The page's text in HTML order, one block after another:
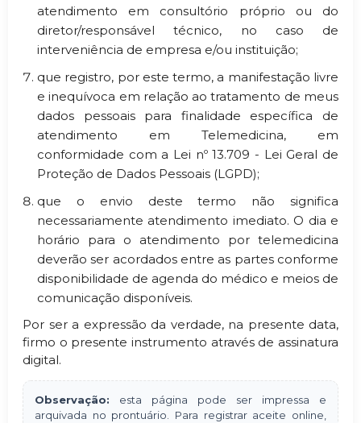
atendimento em consultório próprio ou do
diretor/responsável técnico, no caso de
interveniência de empresa e/ou instituição;
que registro, por este termo, a manifestação livre
e inequívoca em relação ao tratamento de meus
dados pessoais para finalidade específica de
atendimento em Telemedicina, em
conformidade com a Lei nº 13.709 - Lei Geral de
Proteção de Dados Pessoais (LGPD);
que o envio deste termo não significa
necessariamente atendimento imediato. O dia e
horário para o atendimento por telemedicina
deverão ser acordados entre as partes conforme
disponibilidade de agenda do médico e meios de
comunicação disponíveis.
Por ser a expressão da verdade, na presente data,
firmo o presente instrumento através de assinatura
digital.
Observação: esta página pode ser impressa e
arquivada no prontuário. Para registrar aceite online,